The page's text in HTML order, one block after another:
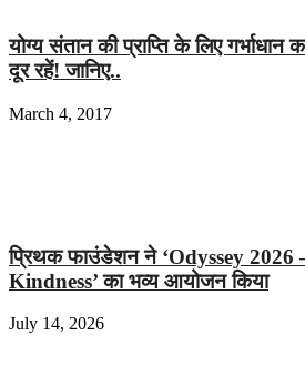
योग्य संतान की प्राप्ति के लिए
दूर रहें! जानिए..
March 4, 2017
प्रिथक फाउंडेशन ने ‘Odyssey 2026
Kindness’ का भव्य आयोजन किया
July 14, 2026